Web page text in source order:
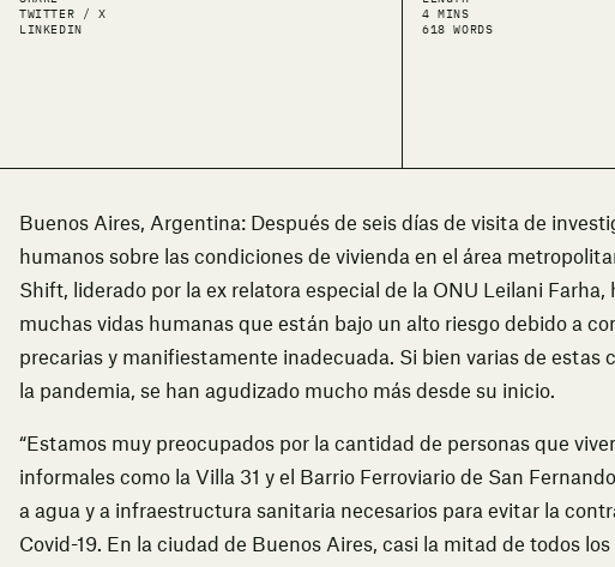
TWITTER / X
LINKEDIN
4 MINS
618 WORDS
Buenos Aires, Argentina: Después de seis días de visita de
humanos sobre las condiciones de vivienda en el área
Shift, liderado por la ex relatora especial de la ONU Leilani Farha,
muchas vidas humanas que están bajo un alto riesgo debido a
precarias y manifiestamente inadecuada. Si bien varias de estas
la pandemia, se han agudizado mucho más desde su inicio.
“Estamos muy preocupados por la cantidad de personas que
informales como la Villa 31 y el Barrio Ferroviario de San
a agua y a infraestructura sanitaria necesarios para evitar la
Covid-19. En la ciudad de Buenos Aires, casi la mitad de todos